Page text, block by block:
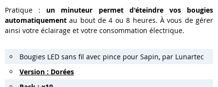
Pratique : un minuteur permet d'éteindre vos bougies
automatiquement au bout de 4 ou 8 heures. À vous de gérer
ainsi votre éclairage et votre consommation électrique.
Bougies LED sans fil avec pince pour Sapin, par Lunartec
Version : Dorées